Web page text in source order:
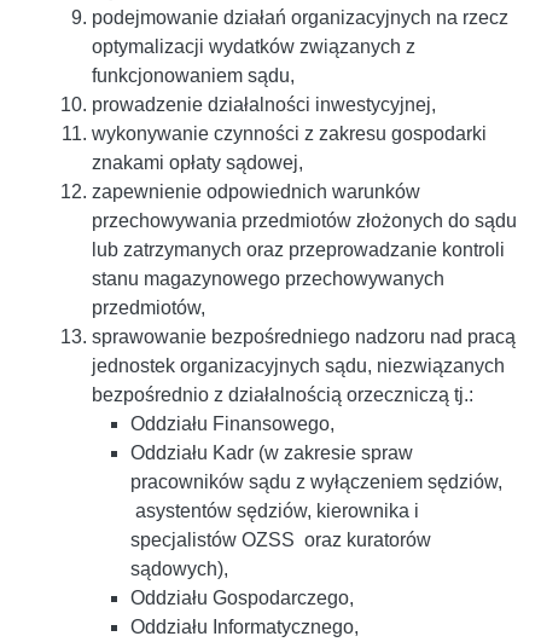
podejmowanie działań organizacyjnych na rzecz
optymalizacji wydatków związanych z
funkcjonowaniem sądu,
prowadzenie działalności inwestycyjnej,
wykonywanie czynności z zakresu gospodarki
znakami opłaty sądowej,
zapewnienie odpowiednich warunków
przechowywania przedmiotów złożonych do sądu
lub zatrzymanych oraz przeprowadzanie kontroli
stanu magazynowego przechowywanych
przedmiotów,
sprawowanie bezpośredniego nadzoru nad pracą
jednostek organizacyjnych sądu, niezwiązanych
bezpośrednio z działalnością orzeczniczą tj.:
Oddziału Finansowego,
Oddziału Kadr (w zakresie spraw
pracowników sądu z wyłączeniem sędziów,
asystentów sędziów, kierownika i
specjalistów OZSS oraz kuratorów
sądowych),
Oddziału Gospodarczego,
Oddziału Informatycznego,